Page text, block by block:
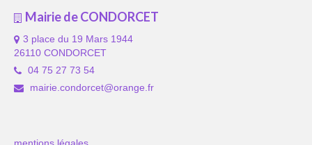
Mairie de CONDORCET
3 place du 19 Mars 1944
26110 CONDORCET
04 75 27 73 54
mairie.condorcet@orange.fr
mentions légales